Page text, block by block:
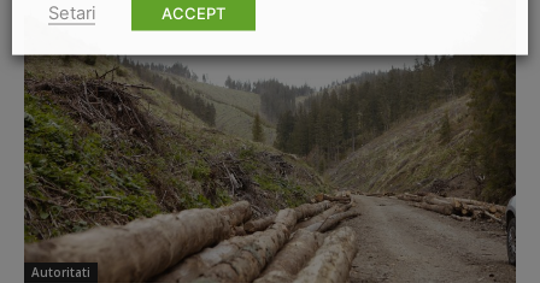
Autoritati
Setari
ACCEPT